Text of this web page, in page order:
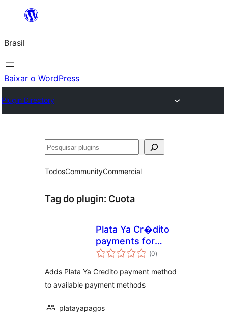
o
conteúdo
Brasil
Baixar o WordPress
Plugin Directory
Pesquisar
TodosCommunityCommercial
Tag do plugin: Cuota
Plata Ya Cr�dito
payments for
WooCommerce
(0total
de
)
Adds Plata Ya Credito payment method
to available payment methods
platayapagos